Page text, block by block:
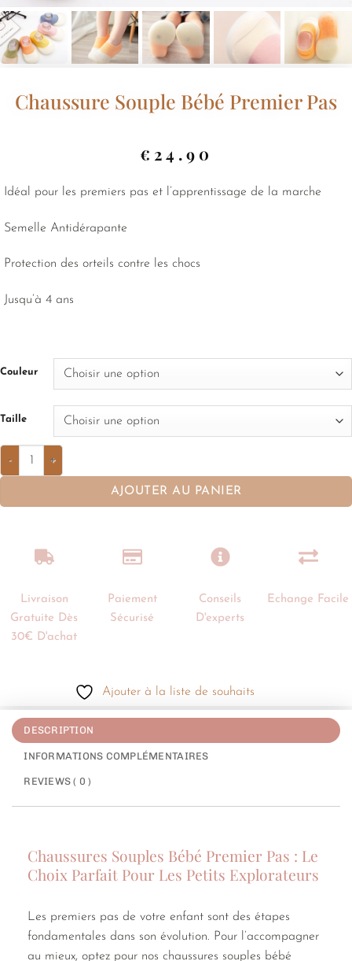
Chaussure Souple Bébé Premier Pas
€ 24.90
Idéal pour les premiers pas et l’apprentissage de la marche
Semelle Antidérapante
Protection des orteils contre les chocs
Jusqu’à 4 ans
Couleur
Taille
AJOUTER AU PANIER
Livraison
Gratuite Dès
30€ D'achat
Paiement
Sécurisé
Conseils
D'experts
Echange Facile
Ajouter à la liste de souhaits
DESCRIPTION
INFORMATIONS COMPLÉMENTAIRES
REVIEWS ( 0 )
Chaussures Souples Bébé Premier Pas : Le
Choix Parfait Pour Les Petits Explorateurs
Les premiers pas de votre enfant sont des étapes
fondamentales dans son évolution. Pour l’accompagner
au mieux, optez pour nos chaussures souples bébé